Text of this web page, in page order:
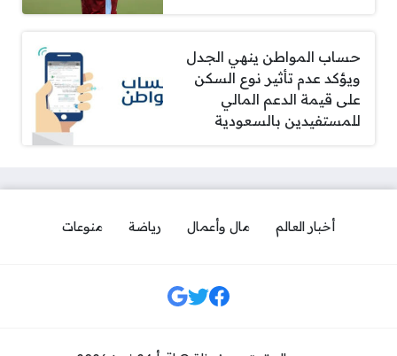
حساب المواطن ينهي الجدل
ويؤكد عدم تأثير نوع السكن
على قيمة الدعم المالي
للمستفيدين بالسعودية
أخبار العالم مال وأعمال رياضة منوعات
مواقع التواصل